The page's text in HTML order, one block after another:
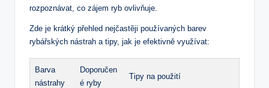
rozpoznávat, co zájem ryb ‌ovlivňuje.
Zde je krátký‌ přehled nejčastěji ⁣používaných barev
rybářských⁣ nástrah a tipy, ​jak je efektivně využívat:
Barva
nástrahy
Doporučen
é ryby
Tipy ⁣na použití